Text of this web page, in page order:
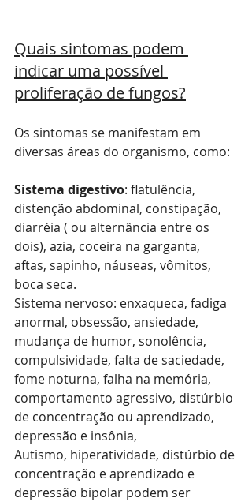
Quais sintomas podem
indicar uma possível
proliferação de fungos?
Os sintomas se manifestam em
diversas áreas do organismo, como:
Sistema digestivo: flatulência,
distenção abdominal, constipação,
diarréia ( ou alternância entre os
dois), azia, coceira na garganta,
aftas, sapinho, náuseas, vômitos,
boca seca.
Sistema nervoso: enxaqueca, fadiga
anormal, obsessão, ansiedade,
mudança de humor, sonolência,
compulsividade, falta de saciedade,
fome noturna, falha na memória,
comportamento agressivo, distúrbio
de concentração ou aprendizado,
depressão e insônia,
Autismo, hiperatividade, distúrbio de
concentração e aprendizado e
depressão bipolar podem ser